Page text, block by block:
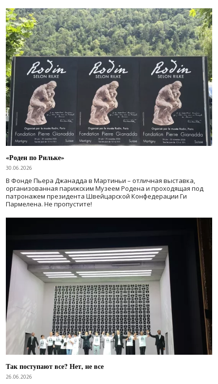
«Роден по Рильке»
30.06.2026
В Фонде Пьера Джанадда в Мартиньи – отличная выставка,
организованная парижским Музеем Родена и проходящая под
патронажем президента Швейцарской Конфедерации Ги
Пармелена. Не пропустите!
Так поступают все? Нет, не все
26.06.2026